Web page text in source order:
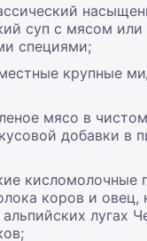
суп с мясом
специями;
крупные
мясо в
добавки в
кисломолочные
коров и овец,
лугах